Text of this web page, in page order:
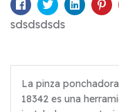
sdsdsdsds
La pinza
18342 es una